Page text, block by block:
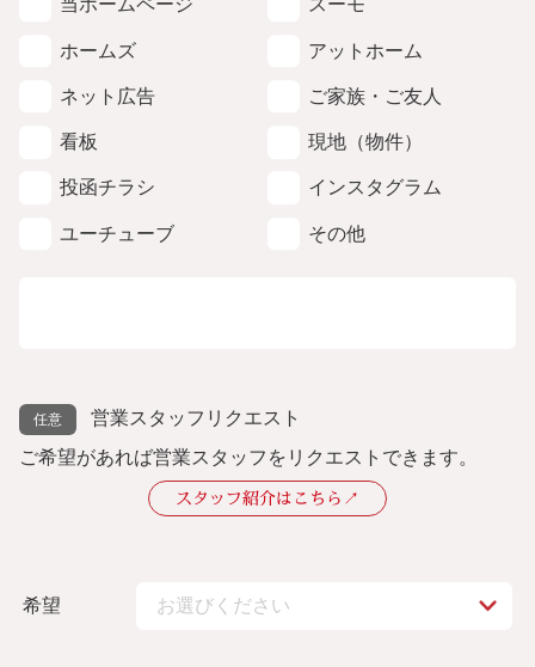
当ホームページ スーモ
ホームズ アットホーム
ネット広告 ご家族・ご友人
看板 現地（物件）
投函チラシ インスタグラム
ユーチューブ その他
営業スタッフリクエスト
ご希望があれば営業スタッフをリクエストできます。
スタッフ紹介はこちら↗︎
希望